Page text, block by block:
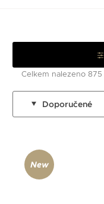
Celkem nalezeno
Doporučené
New